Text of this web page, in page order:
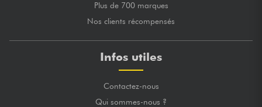
Plus de 700 marques
Nos clients récompensés
Infos utiles
Contactez-nous
Qui sommes-nous ?